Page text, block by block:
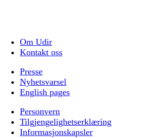
Om Udir
Kontakt oss
Presse
Nyhetsvarsel
English pages
Personvern
Tilgjengelighetserklæring
Informasjonskapsler